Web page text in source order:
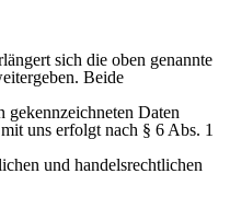
sich die oben genannte
Beide
Daten
uns erfolgt nach § 6 Abs. 1
und handelsrechtlichen